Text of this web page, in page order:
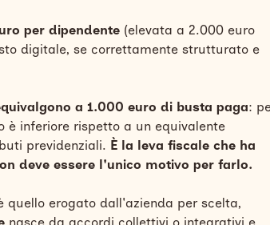
per dipendente (elevata a 2.000 euro
digitale, se correttamente strutturato e
a 1.000 euro di busta paga:
è inferiore rispetto a un equivalente
previdenziali. È la leva fiscale che ha
deve essere l'unico motivo per farlo.
quello erogato dall'azienda per scelta,
nasce da accordi collettivi o integrativi e